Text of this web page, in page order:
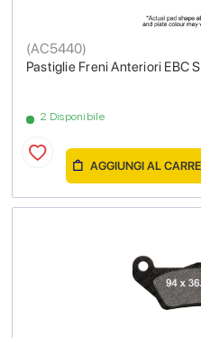
Pastiglie Freni Anteriori EBC
(AC5440)
2 Disponibile
AGGIUNGI AL